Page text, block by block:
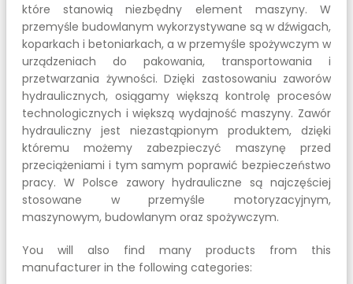
które stanowią niezbędny element maszyny. W
przemyśle budowlanym wykorzystywane są w dźwigach,
koparkach i betoniarkach, a w przemyśle spożywczym w
urządzeniach do pakowania, transportowania i
przetwarzania żywności. Dzięki zastosowaniu zaworów
hydraulicznych, osiągamy większą kontrolę procesów
technologicznych i większą wydajność maszyny. Zawór
hydrauliczny jest niezastąpionym produktem, dzięki
któremu możemy zabezpieczyć maszynę przed
przeciążeniami i tym samym poprawić bezpieczeństwo
pracy. W Polsce zawory hydrauliczne są najczęściej
stosowane w przemyśle motoryzacyjnym,
maszynowym, budowlanym oraz spożywczym.
You will also find many products from this
manufacturer in the following categories: